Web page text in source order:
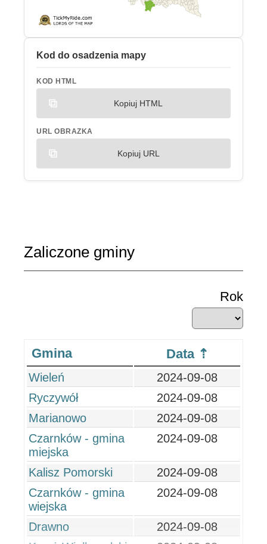
Kod do osadzenia mapy
KOD HTML
Kopiuj HTML
URL OBRAZKA
Kopiuj URL
Zaliczone gminy
Rok
Gmina Data
Wieleń
2024-09-08
Ryczywół
2024-09-08
Marianowo
2024-09-08
Czarnków - gmina
miejska
2024-09-08
Kalisz Pomorski
2024-09-08
Czarnków - gmina
wiejska
2024-09-08
Drawno
2024-09-08